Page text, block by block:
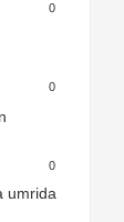
0
0
0
umrida